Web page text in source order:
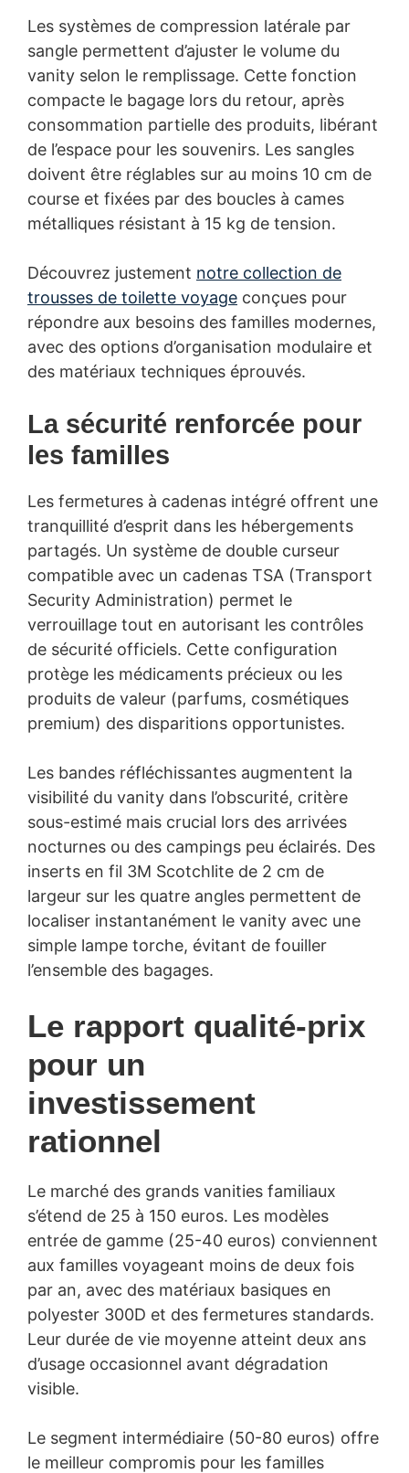
Les systèmes de compression latérale par
sangle permettent d’ajuster le volume du
vanity selon le remplissage. Cette fonction
compacte le bagage lors du retour, après
consommation partielle des produits, libérant
de l’espace pour les souvenirs. Les sangles
doivent être réglables sur au moins 10 cm de
course et fixées par des boucles à cames
métalliques résistant à 15 kg de tension.
Découvrez justement notre collection de
trousses de toilette voyage conçues pour
répondre aux besoins des familles modernes,
avec des options d’organisation modulaire et
des matériaux techniques éprouvés.
La sécurité renforcée pour
les familles
Les fermetures à cadenas intégré offrent une
tranquillité d’esprit dans les hébergements
partagés. Un système de double curseur
compatible avec un cadenas TSA (Transport
Security Administration) permet le
verrouillage tout en autorisant les contrôles
de sécurité officiels. Cette configuration
protège les médicaments précieux ou les
produits de valeur (parfums, cosmétiques
premium) des disparitions opportunistes.
Les bandes réfléchissantes augmentent la
visibilité du vanity dans l’obscurité, critère
sous-estimé mais crucial lors des arrivées
nocturnes ou des campings peu éclairés. Des
inserts en fil 3M Scotchlite de 2 cm de
largeur sur les quatre angles permettent de
localiser instantanément le vanity avec une
simple lampe torche, évitant de fouiller
l’ensemble des bagages.
Le rapport qualité-prix
pour un
investissement
rationnel
Le marché des grands vanities familiaux
s’étend de 25 à 150 euros. Les modèles
entrée de gamme (25-40 euros) conviennent
aux familles voyageant moins de deux fois
par an, avec des matériaux basiques en
polyester 300D et des fermetures standards.
Leur durée de vie moyenne atteint deux ans
d’usage occasionnel avant dégradation
visible.
Le segment intermédiaire (50-80 euros) offre
le meilleur compromis pour les familles